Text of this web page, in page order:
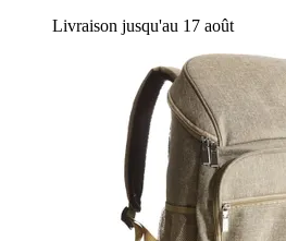
Livraison jusqu'au 17 août